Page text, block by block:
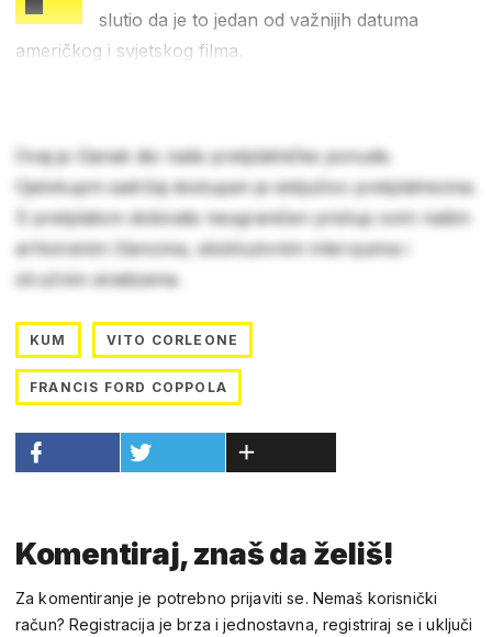
slutio da je to jedan od važnijih datuma
američkog i svjetskog filma.
Ovaj je članak dio naše pretplatničke ponude.
Cjelokupni sadržaj dostupan je isključivo pretplatnicima.
S pretplatom dobivate neograničen pristup svim našim
arhiviranim člancima, ekskluzivnim intervjuima i
stručnim analizama.
KUM VITO CORLEONE
FRANCIS FORD COPPOLA
Komentiraj, znaš da želiš!
Za komentiranje je potrebno prijaviti se. Nemaš korisnički
račun? Registracija je brza i jednostavna, registriraj se i uključi